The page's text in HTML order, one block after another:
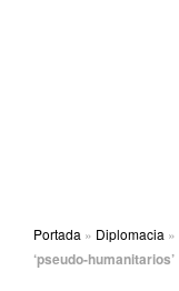
Portada » Diplomacia »
‘pseudo-humanitarios’